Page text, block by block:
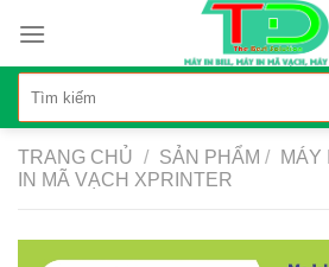
content
TRANG CHỦ / SẢN PHẨM / MÁY
IN MÃ VẠCH XPRINTER